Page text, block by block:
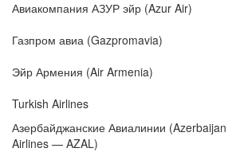
Авиакомпания АЗУР эйр (Azur Air)
Газпром авиа (Gazpromavia)
Эйр Армения (Air Armenia)
Turkish Airlines
Азербайджанские Авиалинии (Azerbaijan
Airlines — AZAL)